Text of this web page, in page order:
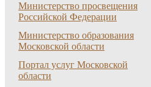
Министерство просвещения
Российской Федерации
Министерство образования
Московской области
Портал услуг Московской
области